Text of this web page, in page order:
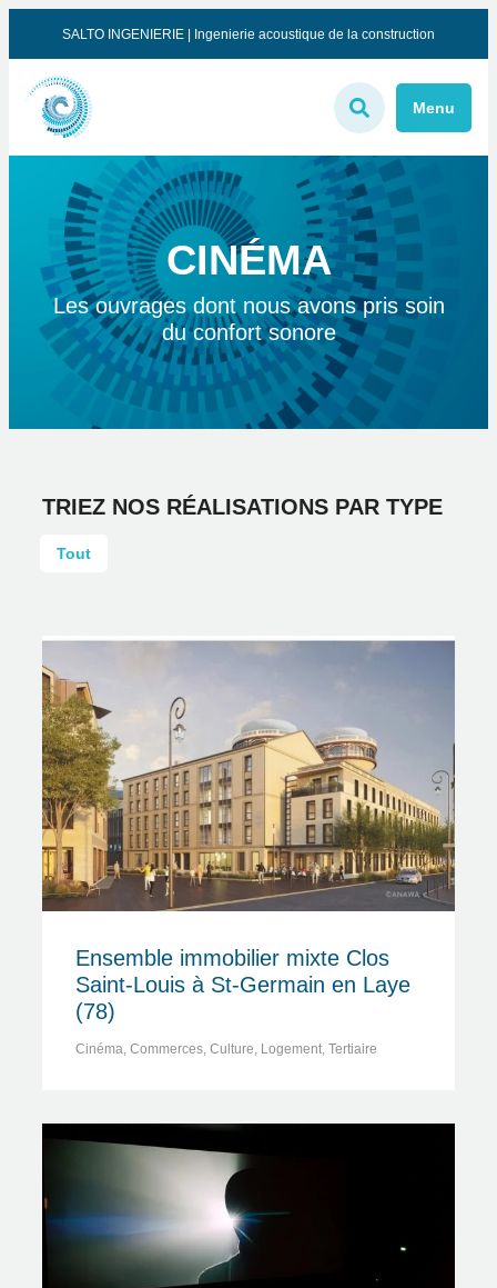
SALTO INGENIERIE | Ingenierie acoustique de la construction
Menu
CINÉMA
Les ouvrages dont nous avons pris soin
du confort sonore
TRIEZ NOS RÉALISATIONS PAR TYPE
Tout
Ensemble immobilier mixte Clos
Saint-Louis à St-Germain en Laye
(78)
Cinéma, Commerces, Culture, Logement, Tertiaire